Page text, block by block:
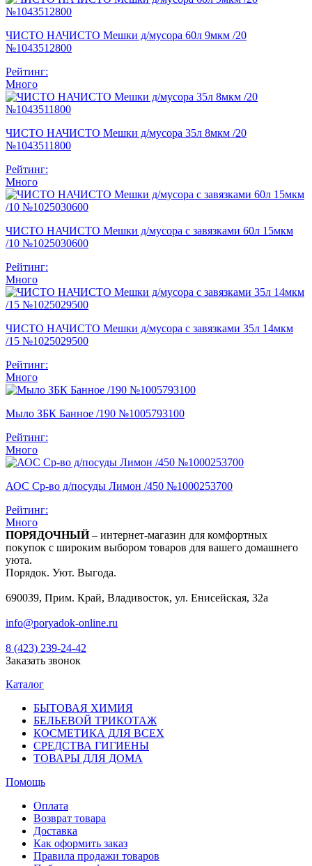
ЧИСТО НАЧИСТО Мешки д/мусора 60л 9мкм /20
№1043512800
Рейтинг:
Много
ЧИСТО НАЧИСТО Мешки д/мусора 35л 8мкм /20
№1043511800
Рейтинг:
Много
ЧИСТО НАЧИСТО Мешки д/мусора с завязками 60л 15мкм
/10 №1025030600
Рейтинг:
Много
ЧИСТО НАЧИСТО Мешки д/мусора с завязками 35л 14мкм
/15 №1025029500
Рейтинг:
Много
Мыло ЗБК Банное /190 №1005793100
Рейтинг:
Много
АОС Ср-во д/посуды Лимон /450 №1000253700
Рейтинг:
Много
ПОРЯДОЧНЫЙ– интернет-магазин для комфортных
покупок с широким выбором товаров для вашего домашнего
уюта.
Порядок. Уют. Выгода.
690039, Прим. Край, Владивосток, ул. Енисейская, 32а
info@poryadok-online.ru
8 (423) 239-24-42
Заказать звонок
Каталог
БЫТОВАЯ ХИМИЯ
БЕЛЬЕВОЙ ТРИКОТАЖ
КОСМЕТИКА ДЛЯ ВСЕХ
СРЕДСТВА ГИГИЕНЫ
ТОВАРЫ ДЛЯ ДОМА
Помощь
Оплата
Возврат товара
Доставка
Как оформить заказ
Правила продажи товаров